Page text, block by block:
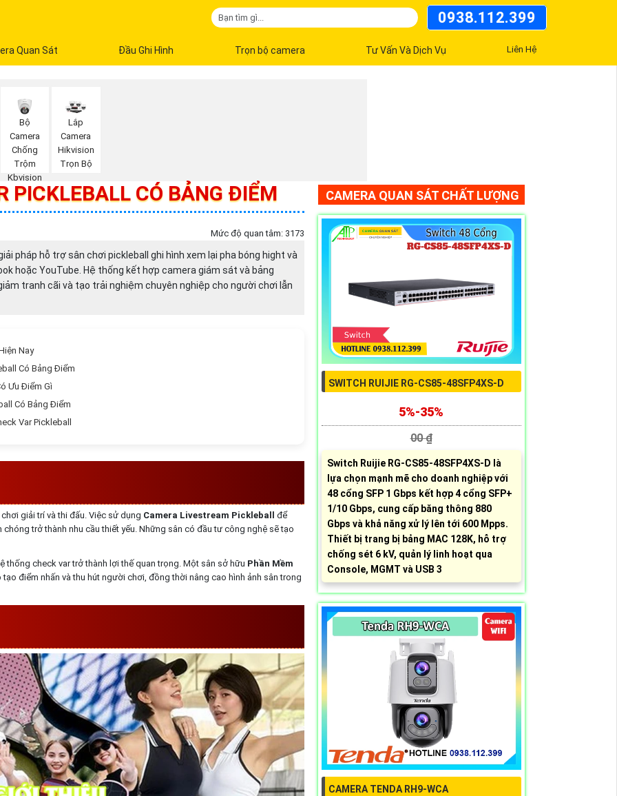
0938.112.399
Quan Sát Đầu Ghi Hình Trọn bộ camera Tư Vấn Và Dịch Vụ Liên Hệ
Bộ
Camera
Chống
Trộm
Kbvision
Lắp
Camera
Hikvision
Trọn Bộ
PICKLEBALL CÓ BẢNG ĐIỂM
Mức độ quan tâm: 3173
pháp hỗ trợ sân chơi pickleball ghi hình xem lại pha bóng hight và
hoặc YouTube. Hệ thống kết hợp camera giám sát và bảng
tranh cãi và tạo trải nghiệm chuyên nghiệp cho người chơi lẫn
Nay
Có Bảng Điểm
Ưu Điểm Gì
Có Bảng Điểm
Var Pickleball
giải trí và thi đấu. Việc sử dụng Camera Livestream Pickleball
để
trở thành nhu cầu thiết yếu. Những sân có đầu tư công nghệ sẽ tạo
thống check var trở thành lợi thế quan trọng. Một sân sở hữu Phần Mềm
điểm nhấn và thu hút người chơi, đồng thời nâng cao hình ảnh sân trong
CAMERA QUAN SÁT CHẤT LƯỢNG
SWITCH RUIJIE RG-CS85-48SFP4XS-D
5%-35%
00 ₫
Switch Ruijie RG-CS85-48SFP4XS-D là
lựa chọn mạnh mẽ cho doanh nghiệp với
48 cổng SFP 1 Gbps kết hợp 4 cổng SFP+
1/10 Gbps, cung cấp băng thông 880
Gbps và khả năng xử lý lên tới 600 Mpps.
Thiết bị trang bị bảng MAC 128K, hỗ trợ
chống sét 6 kV, quản lý linh hoạt qua
Console, MGMT và USB 3
CAMERA TENDA RH9-WCA